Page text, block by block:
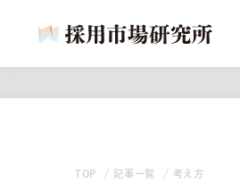
TOP 記事一覧 考え方